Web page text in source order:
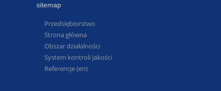
sitemap
Przedsiębiorstwo
Strona główna
Obszar działalności
System kontroli jakości
Referencje (en)